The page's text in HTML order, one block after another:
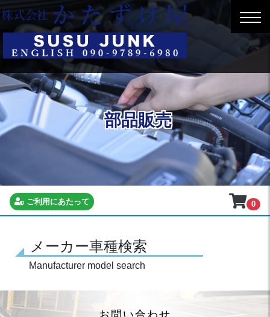
部品販売
ご利用にあたって 0
メーカー車種検索
Manufacturer model search
お問い合わせ